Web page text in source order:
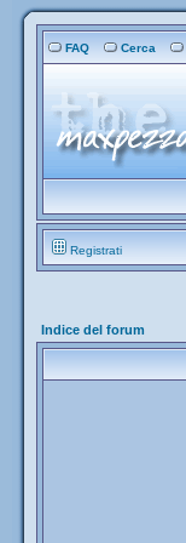
FAQ Cerca
Registrati
Indice del forum